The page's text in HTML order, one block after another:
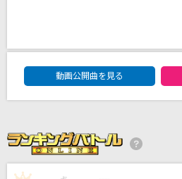
SEKAI NO OWARI(世界の終わり)
DAM★ともボーカルエン
動画公開曲を見る